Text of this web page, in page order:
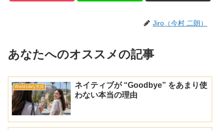
Jiro（今村 二朗）
あなたへのオススメの記事
World Lifeな生活
ネイティブが “Goodbye” をあまり使
わない本当の理由